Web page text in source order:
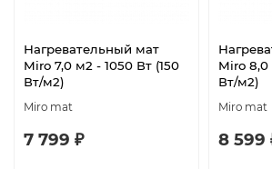
Нагревательный мат
Miro 7,0 м2 - 1050 Вт (150
Вт/м2)
Miro mat
7 799 ₽
Miro 8,0
Вт/м2)
Miro mat
8 599